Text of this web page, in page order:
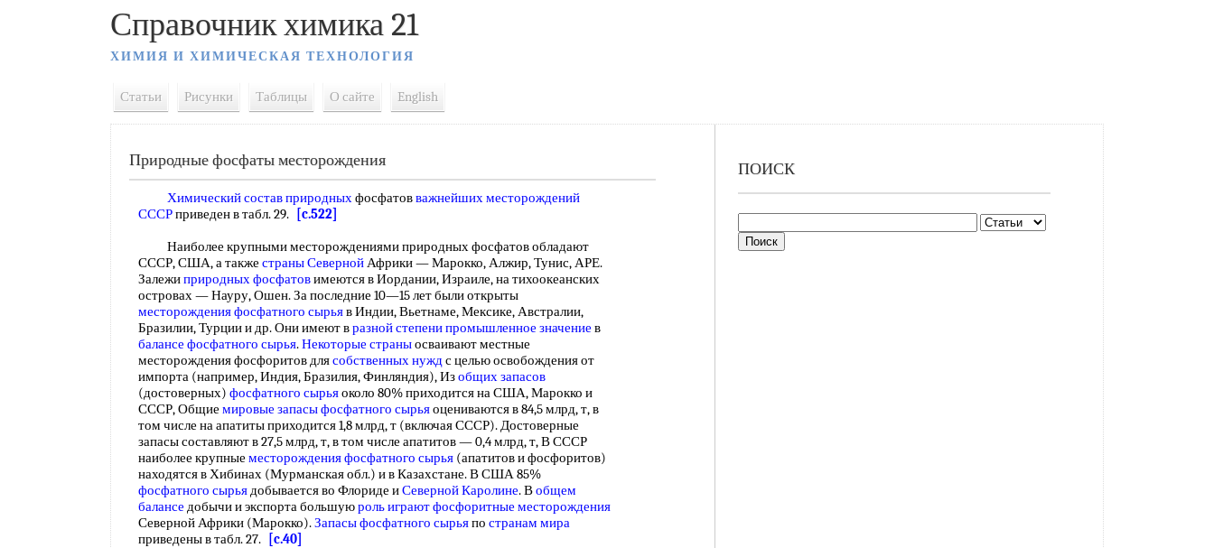
Справочник химика 21
ХИМИЯ И ХИМИЧЕСКАЯ ТЕХНОЛОГИЯ
Статьи Рисунки Таблицы О сайте English
Природные фосфаты месторождения
Химический состав природныхфосфатовважнейших месторождений
СССРприведен в табл. 29.
[c.522]
Наиболее крупными месторождениями природных фосфатов обладают
СССР, США, а также страны СевернойАфрики — Марокко, Алжир, Тунис, АРЕ.
Залежиприродных фосфатовимеются в Иордании, Израиле, на тихоокеанских
островах — Науру, Ошен. За последние 10—15 лет были открыты
месторождения фосфатного сырьяв Индии, Вьетнаме, Мексике, Австралии,
Бразилии, Турции и др. Они имеют вразной степенипромышленное значение в
балансе фосфатного сырья.Некоторые страныосваивают местные
месторождения фосфоритов длясобственных нуждс целью освобождения от
импорта (например, Индия, Бразилия, Финляндия), Изобщих запасов
(достоверных) фосфатного сырьяоколо 80% приходится на США, Марокко и
СССР, Общие мировые запасы фосфатного сырьяоцениваются в 84,5 млрд, т, в
том числе на апатиты приходится 1,8 млрд, т (включая СССР). Достоверные
запасы составляют в 27,5 млрд, т, в том числе апатитов — 0,4 млрд, т, В СССР
наиболее крупные месторождения фосфатного сырья (апатитов и фосфоритов)
находятся в Хибинах (Мурманская обл.) и в Казахстане. В США 85%
фосфатного сырьядобывается во Флориде иСеверной Каролине. Вобщем
балансе добычи и экспорта большуюроль играютфосфоритные месторождения
Северной Африки (Марокко).Запасы фосфатного сырьяпо странам мира
приведены в табл. 27.
[c.40]
ПОИСК